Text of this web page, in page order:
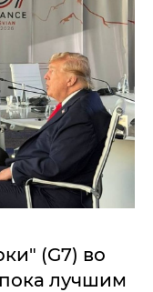
(G7) во
лучшим